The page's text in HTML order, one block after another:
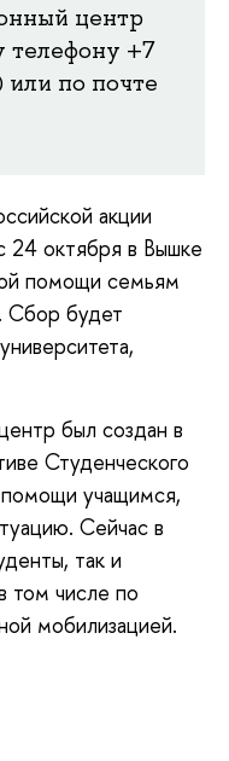
центр
телефону +7
по почте
акции
октября в Вышке
помощи семьям
Сбор будет
был создан в
Студенческого
учащимся,
Сейчас в
так и
том числе по
мобилизацией.